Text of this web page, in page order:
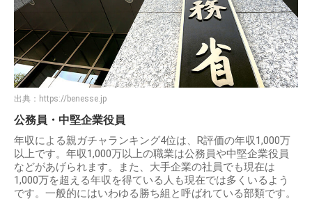
出典： https://benesse.jp
公務員・中堅企業役員
年収による親ガチャランキング4位は、R評価の年収1,000万
以上です。年収1,000万以上の職業は公務員や中堅企業役員
などがあげられます。また、大手企業の社員でも現在は
1,000万を超える年収を得ている人も現在では多くいるよう
です。一般的にはいわゆる勝ち組と呼ばれている部類です。